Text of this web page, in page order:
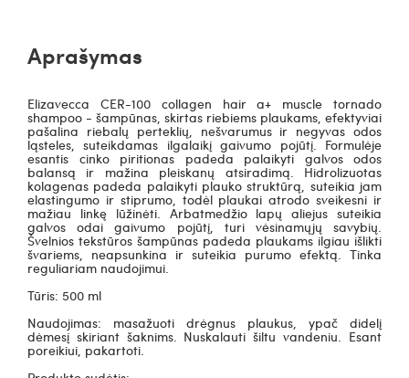
Aprašymas
Elizavecca CER-100 collagen hair a+ muscle tornado
shampoo - šampūnas, skirtas riebiems plaukams, efektyviai
pašalina riebalų perteklių, nešvarumus ir negyvas odos
ląsteles, suteikdamas ilgalaikį gaivumo pojūtį. Formulėje
esantis cinko piritionas padeda palaikyti galvos odos
balansą ir mažina pleiskanų atsiradimą. Hidrolizuotas
kolagenas padeda palaikyti plauko struktūrą, suteikia jam
elastingumo ir stiprumo, todėl plaukai atrodo sveikesni ir
mažiau linkę lūžinėti. Arbatmedžio lapų aliejus suteikia
galvos odai gaivumo pojūtį, turi vėsinamųjų savybių.
Švelnios tekstūros šampūnas padeda plaukams ilgiau išlikti
švariems, neapsunkina ir suteikia purumo efektą. Tinka
reguliariam naudojimui.
Tūris: 500 ml
Naudojimas: masažuoti drėgnus plaukus, ypač didelį
dėmesį skiriant šaknims. Nuskalauti šiltu vandeniu. Esant
poreikiui, pakartoti.